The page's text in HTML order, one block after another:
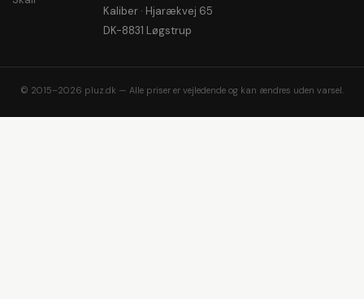
Kaliber · Hjarækvej 65
DK-8831 Løgstrup
© 2015–2026 pluz.dk — Alle priser er vejledende og kan ændres uden varsel.